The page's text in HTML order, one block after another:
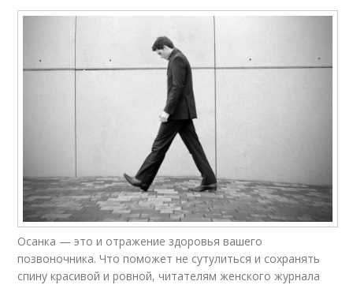
Осанка — это и отражение здоровья вашего
позвоночника. Что поможет не сутулиться и сохранять
спину красивой и ровной, читателям женского журнала